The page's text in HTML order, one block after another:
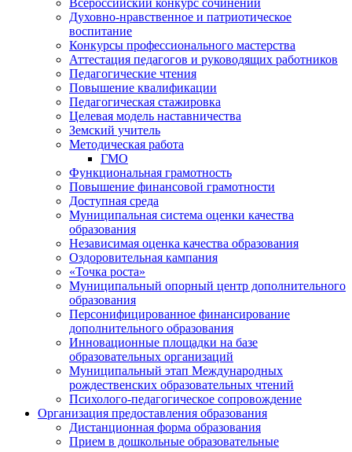
Всероссийский конкурс сочинений
Духовно-нравственное и патриотическое
воспитание
Конкурсы профессионального мастерства
Аттестация педагогов и руководящих работников
Педагогические чтения
Повышение квалификации
Педагогическая стажировка
Целевая модель наставничества
Земский учитель
Методическая работа
ГМО
Функциональная грамотность
Повышение финансовой грамотности
Доступная среда
Муниципальная система оценки качества
образования
Независимая оценка качества образования
Оздоровительная кампания
«Точка роста»
Муниципальный опорный центр дополнительного
образования
Персонифицированное финансирование
дополнительного образования
Инновационные площадки на базе
образовательных организаций
Муниципальный этап Международных
рождественских образовательных чтений
Психолого-педагогическое сопровождение
Организация предоставления образования
Дистанционная форма образования
Прием в дошкольные образовательные